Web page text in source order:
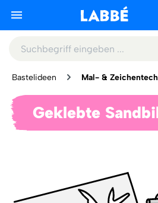
Bastelideen Mal- &
Geklebte